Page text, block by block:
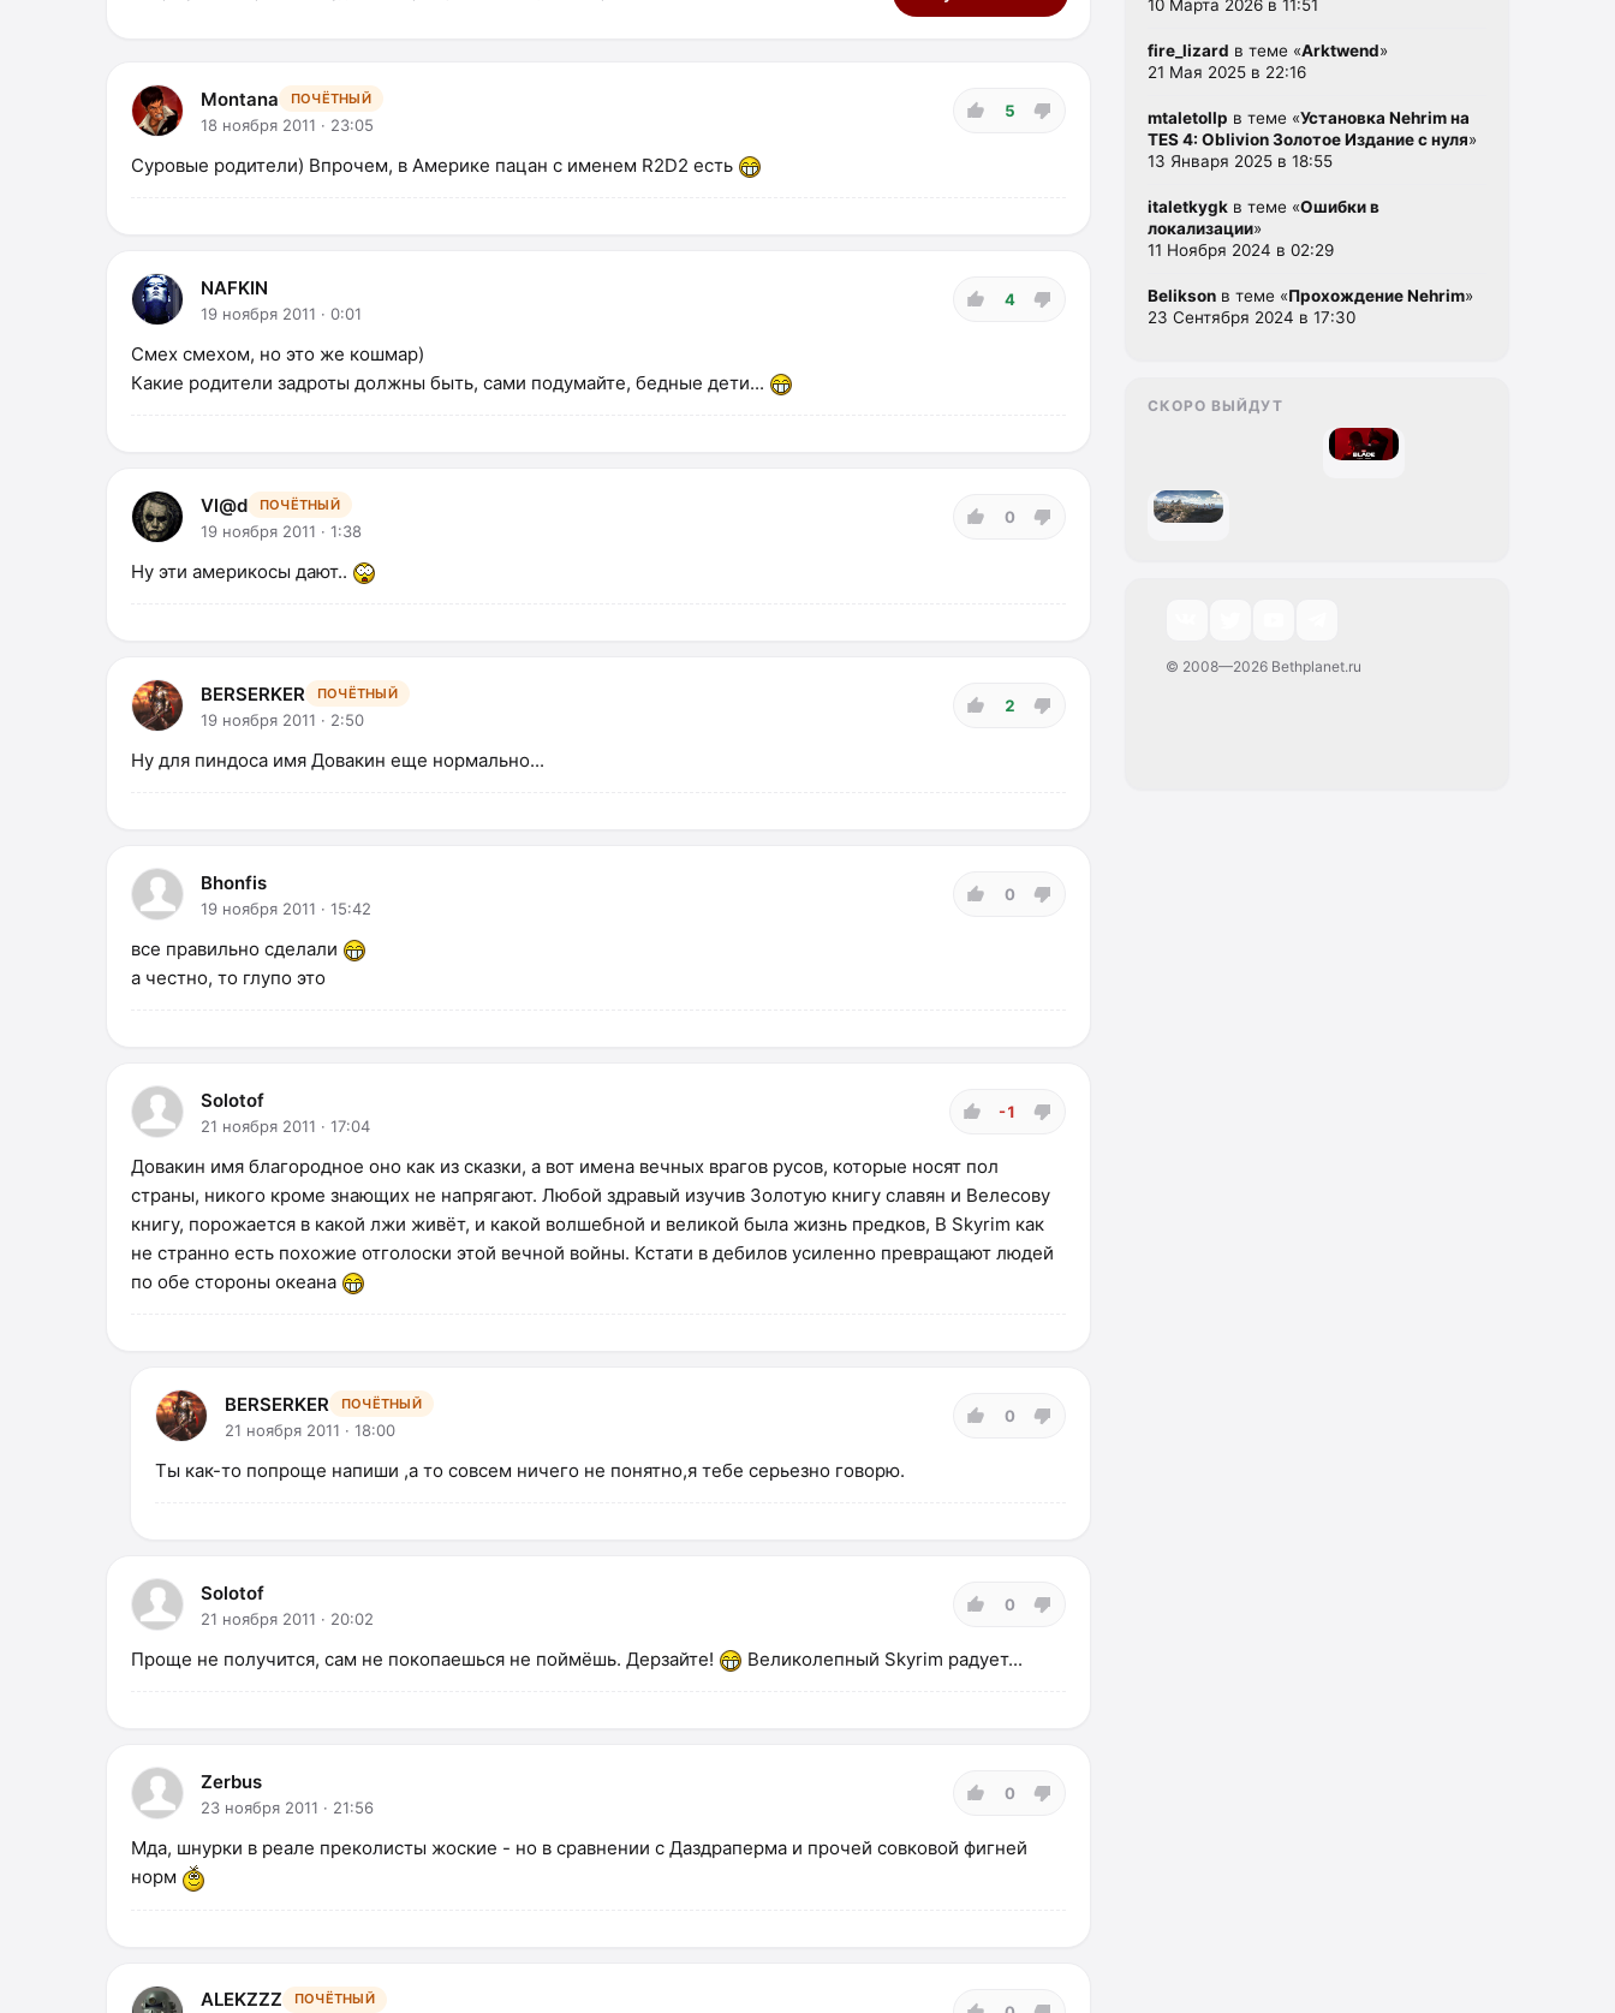
Montana ПОЧЁТНЫЙ
18 ноября 2011 · 23:05
5
Суровые родители) Впрочем, в Америке пацан с именем R2D2 есть
NAFKIN
19 ноября 2011 · 0:01
4
Смех смехом, но это же кошмар)
Какие родители задроты должны быть, сами подумайте, бедные дети...
Vl@d ПОЧЁТНЫЙ
19 ноября 2011 · 1:38
0
Ну эти америкосы дают..
BERSERKER ПОЧЁТНЫЙ
19 ноября 2011 · 2:50
2
Ну для пиндоса имя Довакин еще нормально...
Bhonfis
19 ноября 2011 · 15:42
0
все правильно сделали
а честно, то глупо это
Solotof
21 ноября 2011 · 17:04
-1
Довакин имя благородное оно как из сказки, а вот имена вечных врагов русов, которые носят пол
страны, никого кроме знающих не напрягают. Любой здравый изучив Золотую книгу славян и Велесову
книгу, порожается в какой лжи живёт, и какой волшебной и великой была жизнь предков, В Skyrim как
не странно есть похожие отголоски этой вечной войны. Кстати в дебилов усиленно превращают людей
по обе стороны океана
BERSERKER ПОЧЁТНЫЙ
21 ноября 2011 · 18:00
0
Ты как-то попроще напиши ,а то совсем ничего не понятно,я тебе серьезно говорю.
Solotof
21 ноября 2011 · 20:02
0
Проще не получится, сам не покопаешься не поймёшь. Дерзайте! Великолепный Skyrim радует...
Zerbus
23 ноября 2011 · 21:56
0
Мда, шнурки в реале преколисты жоские - но в сравнении с Даздраперма и прочей совковой фигней
норм
ALEKZZZ ПОЧЁТНЫЙ
10 Марта 2026 в 11:51
fire_lizard в теме «Arktwend»
21 Мая 2025 в 22:16
mtaletollp в теме «Установка Nehrim на
TES 4: Oblivion Золотое Издание с нуля»
13 Января 2025 в 18:55
italetkygk в теме «Ошибки в
локализации»
11 Ноября 2024 в 02:29
Belikson в теме «Прохождение Nehrim»
23 Сентября 2024 в 17:30
СКОРО ВЫЙДУТ
© 2008—2026 Bethplanet.ru